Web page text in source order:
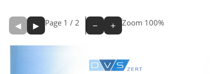
Page 1 / 2 Zoom 100%